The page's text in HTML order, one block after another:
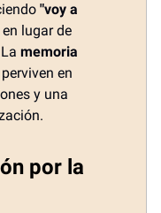
"voy a
en lugar de
memoria
perviven en
y una
por la